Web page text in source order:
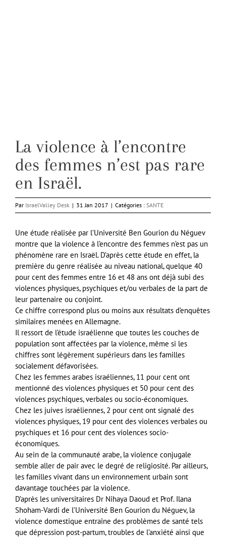
La violence à l’encontre
des femmes n’est pas rare
en Israël.
Par IsraelValley Desk | 31 Jan 2017 | Catégories : SANTE
Une étude réalisée par l’Université Ben Gourion du Néguev
montre que la violence à l’encontre des femmes n’est pas un
phénomène rare en Israël. D’après cette étude en effet, la
première du genre réalisée au niveau national, quelque 40
pour cent des femmes entre 16 et 48 ans ont déjà subi des
violences physiques, psychiques et/ou verbales de la part de
leur partenaire ou conjoint.
Ce chiffre correspond plus ou moins aux résultats d’enquêtes
similaires menées en Allemagne.
Il ressort de l’étude israélienne que toutes les couches de
population sont affectées par la violence, même si les
chiffres sont légèrement supérieurs dans les familles
socialement défavorisées.
Chez les femmes arabes israéliennes, 11 pour cent ont
mentionné des violences physiques et 50 pour cent des
violences psychiques, verbales ou socio-économiques.
Chez les juives israéliennes, 2 pour cent ont signalé des
violences physiques, 19 pour cent des violences verbales ou
psychiques et 16 pour cent des violences socio-
économiques.
Au sein de la communauté arabe, la violence conjugale
semble aller de pair avec le degré de religiosité. Par ailleurs,
les familles vivant dans un environnement urbain sont
davantage touchées par la violence.
D’après les universitaires Dr Nihaya Daoud et Prof. Ilana
Shoham-Vardi de l’Université Ben Gourion du Néguev, la
violence domestique entraîne des problèmes de santé tels
que dépression post-partum, troubles de l’anxiété ainsi que